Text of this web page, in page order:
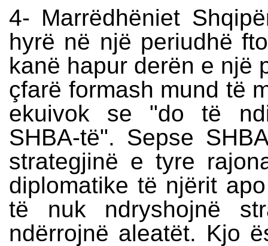
4- Marrëdhëniet
hyrë në një periudhë
kanë hapur derën e një
çfarë formash mund të
ekuivok se "do të
SHBA-të". Sepse
strategjinë e tyre
diplomatike të njërit
të nuk ndryshojnë
ndërrojnë aleatët. Kjo